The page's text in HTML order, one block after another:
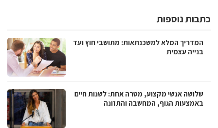
כתבות נוספות
המדריך המלא למשכנתאות: מתושבי חוץ ועד
בנייה עצמית
שלושה אנשי מקצוע, מטרה אחת: לשנות חיים
באמצעות הגוף, המחשבה והתזונה